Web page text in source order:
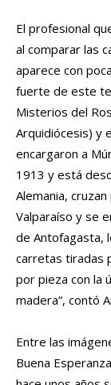
El profesional
al comparar las
aparece con
fuerte de este
Misterios del
Arquidiócesis) y
encargaron a
1913 y está
Alemania,
Valparaíso y se
de Antofagasta,
carretas tiradas
por pieza con la
madera”, contó
Entre las
Buena